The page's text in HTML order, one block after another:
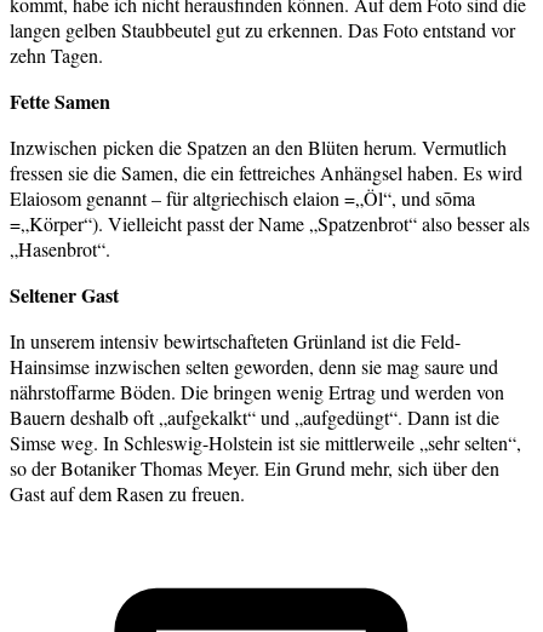
langen gelben Staubbeutel gut zu erkennen. Das Foto entstand vor
zehn Tagen.
Fette Samen
Inzwischen picken die Spatzen an den Blüten herum. Vermutlich
fressen sie die Samen, die ein fettreiches Anhängsel haben. Es wird
Elaiosom genannt – für altgriechisch elaion =„Öl“, und sōma
=„Körper“). Vielleicht passt der Name „Spatzenbrot“ also besser als
„Hasenbrot“.
Seltener Gast
In unserem intensiv bewirtschafteten Grünland ist die Feld-
Hainsimse inzwischen selten geworden, denn sie mag saure und
nährstoffarme Böden. Die bringen wenig Ertrag und werden von
Bauern deshalb oft „aufgekalkt“ und „aufgedüngt“. Dann ist die
Simse weg. In Schleswig-Holstein ist sie mittlerweile „sehr selten“,
so der Botaniker Thomas Meyer. Ein Grund mehr, sich über den
Gast auf dem Rasen zu freuen.